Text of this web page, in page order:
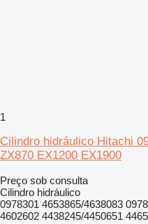
1
Cilindro hidráulico Hitachi
ZX870 EX1200 EX1900
Preço sob consulta
Cilindro hidráulico
0978301 4653865/4638083
4602602 4438245/4450651